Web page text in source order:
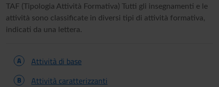
TAF (Tipologia Attività Formativa) Tutti gli insegnamenti e le
attività sono classificate in diversi tipi di attività formativa,
indicati da una lettera.
A Attività di base
B Attività caratterizzanti